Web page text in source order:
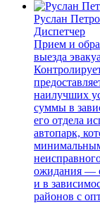
Руслан
Диспетчер
Прием и
выезда
наилучших
суммы в
его отдела
автопарк,
ожидания —
и в
районов с